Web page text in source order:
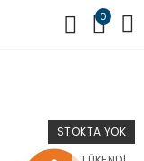
0
STOKTA YOK